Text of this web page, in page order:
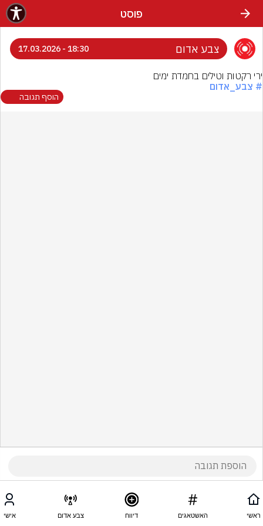
פוסט
צבע אדום 18:30 - 17.03.2026
ירי רקטות וטילים בחמדת ימים
# צבע_אדום
הוסף תגובה
ראשי האשטאגים דיווח צבע אדום אישי